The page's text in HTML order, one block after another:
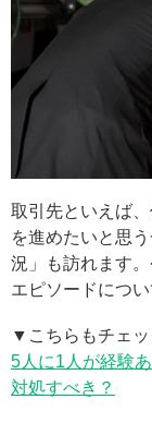
取引先といえば
を進めたいと思
況」も訪れます
エピソードについ
▼こちらもチェッ
5人に1人が経験
対処すべき？